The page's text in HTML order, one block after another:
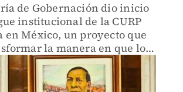
de Gobernación dio inicio
institucional de la CURP
en México, un proyecto que
la manera en que los
se identifican ante el Estado.